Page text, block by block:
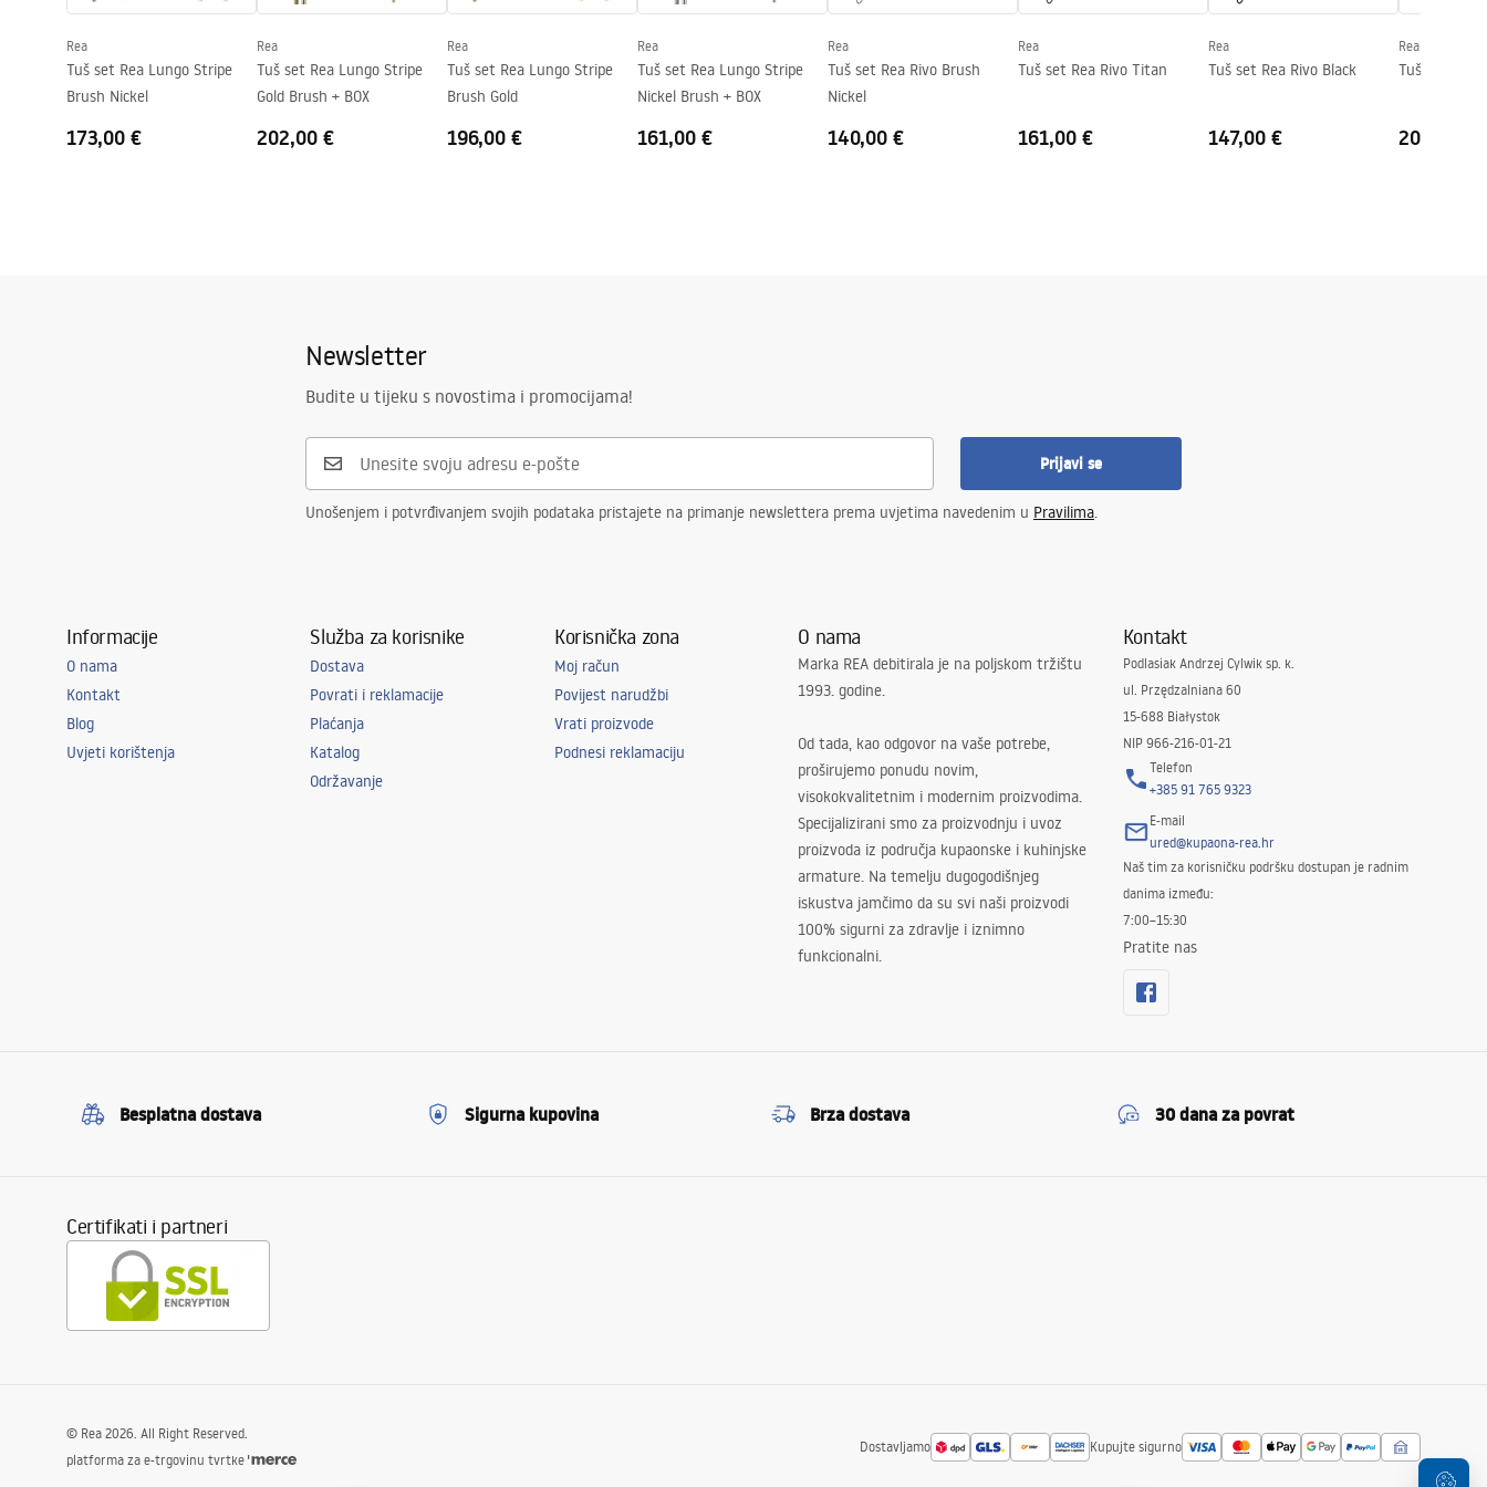
Jamstvo
24 mjeseca
Premaz Easy Clean
Da, na jednoj strani stakla.
Rea
Tuš set Rea Lungo Stripe
Brush Nickel
173,00 €
Rea
Tuš set Rea Lungo Stripe
Gold Brush + BOX
202,00 €
Rea
Tuš set Rea Lungo Stripe
Brush Gold
196,00 €
Rea
Tuš set Rea Lungo Stripe
Nickel Brush + BOX
161,00 €
Rea
Tuš set Rea Rivo Brush
Nickel
140,00 €
Rea
Tuš set Rea Rivo Titan
161,00 €
Rea
Tuš set Rea Rivo Black
147,00 €
Rea
Tuš set Rea
204,00 €
Newsletter
Budite u tijeku s novostima i promocijama!
Prijavi se
Unošenjem i potvrđivanjem svojih podataka pristajete na primanje newslettera prema uvjetima navedenim u Pravilima.
Informacije
O nama
Kontakt
Blog
Uvjeti korištenja
Služba za korisnike
Dostava
Povrati i reklamacije
Plaćanja
Katalog
Održavanje
Korisnička zona
Moj račun
Povijest narudžbi
Vrati proizvode
Podnesi reklamaciju
O nama
Marka REA debitirala je na poljskom tržištu
1993. godine.
Od tada, kao odgovor na vaše potrebe,
proširujemo ponudu novim,
visokokvalitetnim i modernim proizvodima.
Specijalizirani smo za proizvodnju i uvoz
proizvoda iz područja kupaonske i kuhinjske
armature. Na temelju dugogodišnjeg
iskustva jamčimo da su svi naši proizvodi
100% sigurni za zdravlje i iznimno
funkcionalni.
Kontakt
Podlasiak Andrzej Cylwik sp. k.
ul. Przędzalniana 60
15-688 Białystok
NIP 966-216-01-21
Telefon
+385 91 765 9323
E-mail
ured@kupaona-rea.hr
Naš tim za korisničku podršku dostupan je radnim
danima između:
7:00–15:30
Pratite nas
Besplatna dostava Sigurna kupovina Brza dostava 30 dana za povrat
Certifikati i partneri
Dostavljamo Kupujte sigurno
© Rea 2026. All Right Reserved.
platforma za e-trgovinu tvrtke